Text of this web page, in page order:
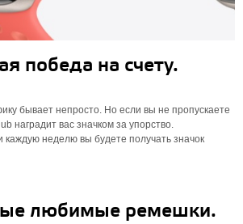
победа на счету.
бывает непросто. Но если вы не пропускаете
наградит вас значком за упорство.
неделю вы будете получать значок
любимые ремешки.